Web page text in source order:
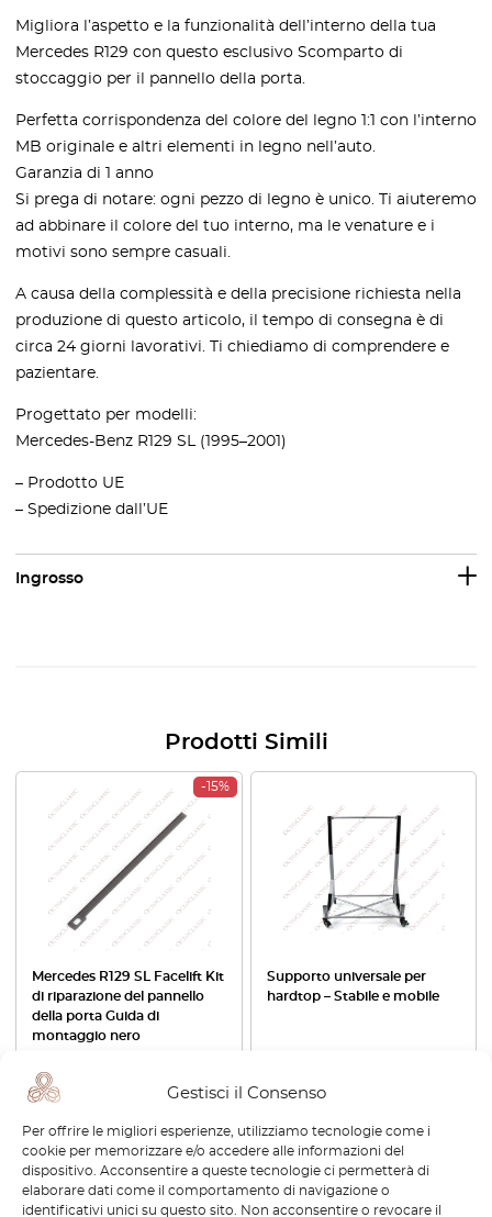
Gestisci il Consenso
Per offrire le migliori esperienze, utilizziamo tecnologie come i
cookie per memorizzare e/o accedere alle informazioni del
dispositivo. Acconsentire a queste tecnologie ci permetterà di
elaborare dati come il comportamento di navigazione o
identificativi unici su questo sito. Non acconsentire o revocare il
Migliora l’aspetto e la funzionalità dell’interno della tua
Mercedes R129 con questo esclusivo Scomparto di
stoccaggio per il pannello della porta.
Perfetta corrispondenza del colore del legno 1:1 con l’interno
MB originale e altri elementi in legno nell’auto.
Garanzia di 1 anno
Si prega di notare: ogni pezzo di legno è unico. Ti aiuteremo
ad abbinare il colore del tuo interno, ma le venature e i
motivi sono sempre casuali.
A causa della complessità e della precisione richiesta nella
produzione di questo articolo, il tempo di consegna è di
circa 24 giorni lavorativi. Ti chiediamo di comprendere e
pazientare.
Progettato per modelli:
Mercedes-Benz R129 SL (1995–2001)
– Prodotto UE
– Spedizione dall’UE
Ingrosso
Prodotti Simili
-15%
Mercedes R129 SL Facelift Kit
di riparazione del pannello
della porta Guida di
montaggio nero
€46,80
Supporto universale per
hardtop – Stabile e mobile